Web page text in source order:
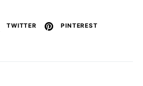
TWITTER
PINTEREST